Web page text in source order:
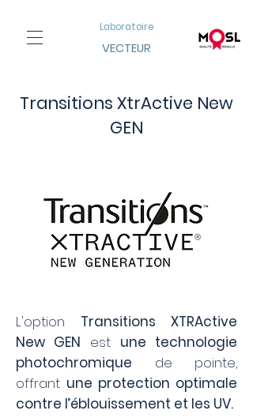
Laboratoire
VECTEUR
Transitions XtrActive New
GEN
L'option Transitions XTRActive
New GEN est une technologie
photochromique de pointe,
offrant une protection optimale
contre l’éblouissement et les UV.